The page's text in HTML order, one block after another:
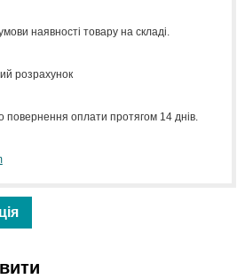
наявності товару на складі.
розрахунок
повернення оплати протягом 14 днів.